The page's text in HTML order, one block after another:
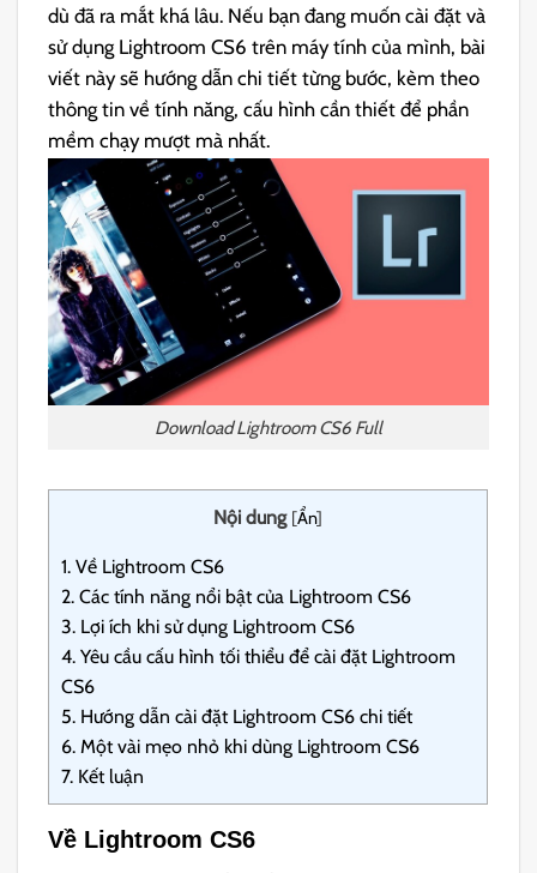
dù đã ra mắt khá lâu. Nếu bạn đang muốn cài đặt và
sử dụng Lightroom CS6 trên máy tính của mình, bài
viết này sẽ hướng dẫn chi tiết từng bước, kèm theo
thông tin về tính năng, cấu hình cần thiết để phần
mềm chạy mượt mà nhất.
Download Lightroom CS6 Full
Nội dung [Ẩn]
1. Về Lightroom CS6
2. Các tính năng nổi bật của Lightroom CS6
3. Lợi ích khi sử dụng Lightroom CS6
4. Yêu cầu cấu hình tối thiểu để cài đặt Lightroom
CS6
5. Hướng dẫn cài đặt Lightroom CS6 chi tiết
6. Một vài mẹo nhỏ khi dùng Lightroom CS6
7. Kết luận
Về Lightroom CS6